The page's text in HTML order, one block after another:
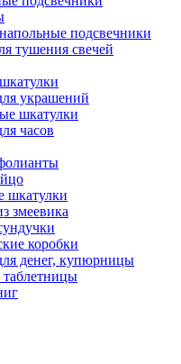
подсвечники
тушения свечей
украшений
шкатулки
часов
шкатулки
змеевика
коробки
денег, купюрницы